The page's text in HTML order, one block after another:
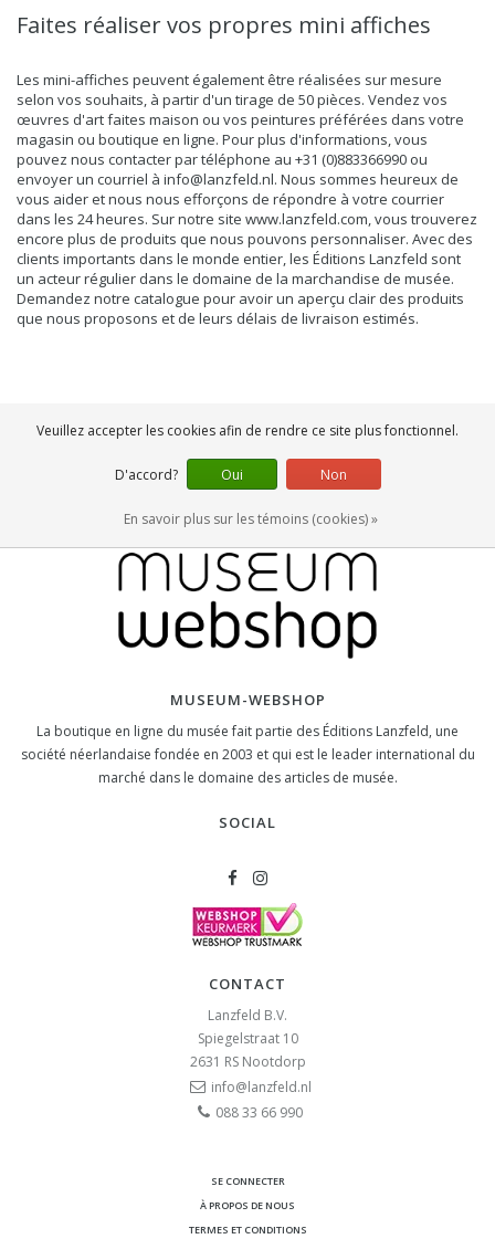
Faites réaliser vos propres mini affiches
Les mini-affiches peuvent également être réalisées sur mesure
selon vos souhaits, à partir d'un tirage de 50 pièces. Vendez vos
œuvres d'art faites maison ou vos peintures préférées dans votre
magasin ou boutique en ligne. Pour plus d'informations, vous
pouvez nous contacter par téléphone au +31 (0)883366990 ou
envoyer un courriel à info@lanzfeld.nl. Nous sommes heureux de
vous aider et nous nous efforçons de répondre à votre courrier
dans les 24 heures. Sur notre site www.lanzfeld.com, vous trouverez
encore plus de produits que nous pouvons personnaliser. Avec des
clients importants dans le monde entier, les Éditions Lanzfeld sont
un acteur régulier dans le domaine de la marchandise de musée.
Demandez notre catalogue pour avoir un aperçu clair des produits
que nous proposons et de leurs délais de livraison estimés.
MUSEUM-WEBSHOP
La boutique en ligne du musée fait partie des Éditions Lanzfeld, une
société néerlandaise fondée en 2003 et qui est le leader international du
marché dans le domaine des articles de musée.
SOCIAL
CONTACT
Lanzfeld B.V.
Spiegelstraat 10
2631 RS Nootdorp
info@lanzfeld.nl
088 33 66 990
SE CONNECTER
À PROPOS DE NOUS
TERMES ET CONDITIONS
Veuillez accepter les cookies afin de rendre ce site plus fonctionnel.
D'accord? Oui Non
En savoir plus sur les témoins (cookies) »